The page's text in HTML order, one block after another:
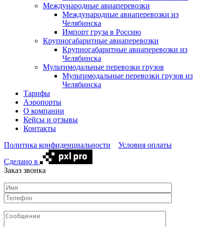
Международные авиаперевозки
Международные авиаперевозки из
Челябинска
Импорт груза в Россию
Крупногабаритные авиаперевозки
Крупногабаритные авиаперевозки из
Челябинска
Мультимодальные перевозки грузов
Мультимодальные перевозки грузов из
Челябинска
Тарифы
Аэропорты
О компании
Кейсы и отзывы
Контакты
Политика конфиденциальности
Условия оплаты
Сделано в
Заказ звонка